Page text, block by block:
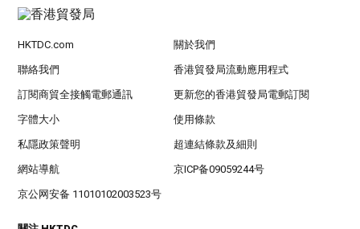
HKTDC.com 關於我們
聯絡我們 香港貿發局流動應用程式
訂閱商貿全接觸電郵通訊 更新您的香港貿發局電郵訂閱
字體大小 使用條款
私隱政策聲明 超連結條款及細則
網站導航 京ICP备09059244号
京公网安备 11010102003523号